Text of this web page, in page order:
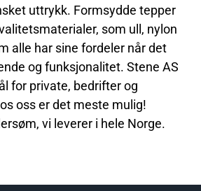
uttrykk. Formsydde tepper
som ull, nylon
alle har sine fordeler når det
og funksjonalitet. Stene AS
for private, bedrifter og
oss er det meste mulig!
vi leverer i hele Norge.